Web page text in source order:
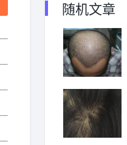
随机文章